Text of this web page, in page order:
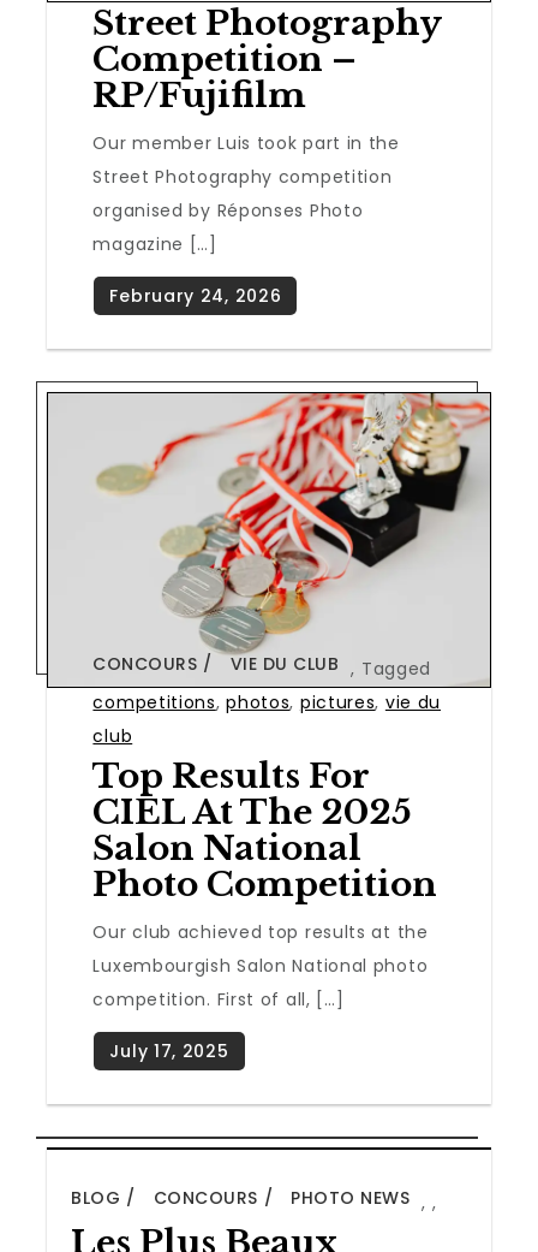
Street Photography
Competition –
RP/Fujifilm
Our member Luis took part in the
Street Photography competition
organised by Réponses Photo
magazine […]
CONCOURS ,
VIE DU CLUB
Tagged
competitions,photos, pictures, vie du
club
Top Results For
CIEL At The 2025
Salon National
Photo Competition
Our club achieved top results at the
Luxembourgish Salon National photo
competition. First of all, […]
BLOG ,
CONCOURS ,
PHOTO NEWS
Les Plus Beaux